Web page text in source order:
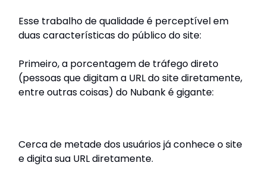
Esse trabalho de qualidade é perceptível em
duas características do público do site:
Primeiro, a porcentagem de tráfego direto
(pessoas que digitam a URL do site diretamente,
entre outras coisas) do Nubank é gigante:
Cerca de metade dos usuários já conhece o site
e digita sua URL diretamente.